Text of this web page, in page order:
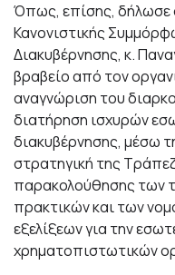
Όπως, επίσης, δήλωσε
Κανονιστικής
Διακυβέρνησης, κ.
βραβείο από τον
αναγνώριση του
διατήρηση ισχυρών
διακυβέρνησης, μέσω
στρατηγική της
παρακολούθησης των
πρακτικών και των
εξελίξεων για την
χρηματοπιστωτικών